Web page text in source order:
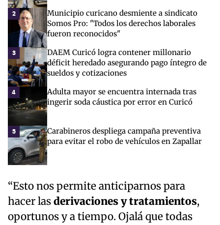
2
Municipio curicano desmiente a sindicato
Somos Pro: "Todos los derechos laborales
fueron reconocidos"
3
DAEM Curicó logra contener millonario
déficit heredado asegurando pago íntegro de
sueldos y cotizaciones
4
Adulta mayor se encuentra internada tras
ingerir soda cáustica por error en Curicó
5
Carabineros despliega campaña preventiva
para evitar el robo de vehículos en Zapallar
“Esto nos permite anticiparnos para
hacer lasderivaciones y tratamientos,
oportunos y a tiempo. Ojalá que todas